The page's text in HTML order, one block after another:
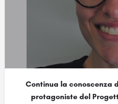
Continua la conoscenza
protagoniste del